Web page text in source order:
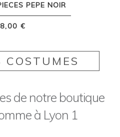
PEPE NOIR
€
COSTUMES
de notre boutique
à Lyon 1